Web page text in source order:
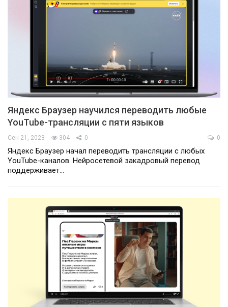
Яндекс Браузер научился переводить любые
YouTube-трансляции с пяти языков
Сен 21, 2023 304 0 0
Яндекс Браузер начал переводить трансляции с любых
YouTube-каналов. Нейросетевой закадровый перевод
поддерживает…